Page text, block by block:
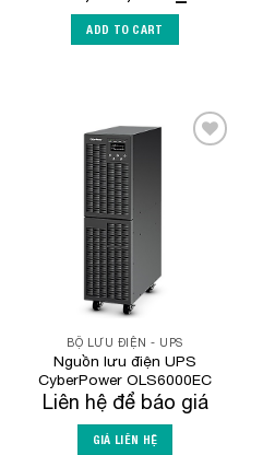
ADD TO CART
BỘ LƯU ĐIỆN - UPS
Nguồn lưu điện UPS
CyberPower OLS6000EC
Liên hệ để báo giá
GIÁ LIÊN HỆ